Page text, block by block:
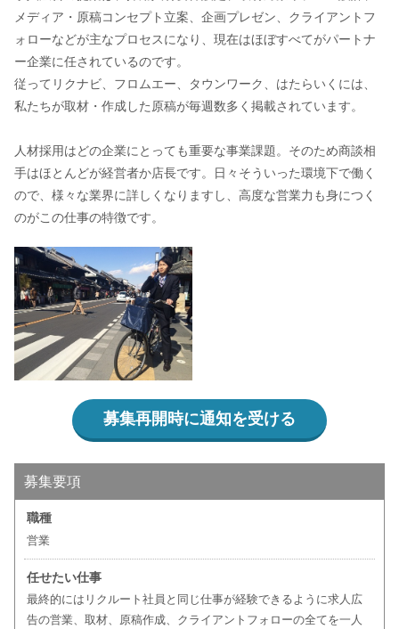
メディア・原稿コンセプト立案、企画プレゼン、クライアントフ
ォローなどが主なプロセスになり、現在はほぼすべてがパートナ
ー企業に任されているのです。
従ってリクナビ、フロムエー、タウンワーク、はたらいくには、
私たちが取材・作成した原稿が毎週数多く掲載されています。
人材採用はどの企業にとっても重要な事業課題。そのため商談相
手はほとんどが経営者か店長です。日々そういった環境下で働く
ので、様々な業界に詳しくなりますし、高度な営業力も身につく
のがこの仕事の特徴です。
募集再開時に通知を受ける
募集要項
職種
営業
任せたい仕事
最終的にはリクルート社員と同じ仕事が経験できるように求人広
告の営業、取材、原稿作成、クライアントフォローの全てを一人